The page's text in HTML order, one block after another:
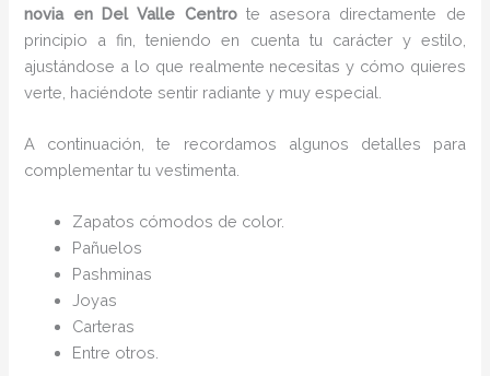
novia en Del Valle Centrote asesora directamente de
principio a fin, teniendo en cuenta tu carácter y estilo,
ajustándose a lo que realmente necesitas y cómo quieres
verte, haciéndote sentir radiante y muy especial.
A continuación, te recordamos algunos detalles para
complementar tu vestimenta.
Zapatos cómodos de color.
Pañuelos
Pashminas
Joyas
Carteras
Entre otros.